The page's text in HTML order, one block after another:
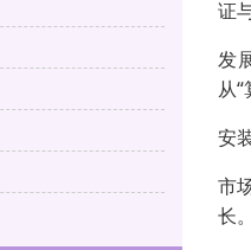
证
发
从
安
市
长